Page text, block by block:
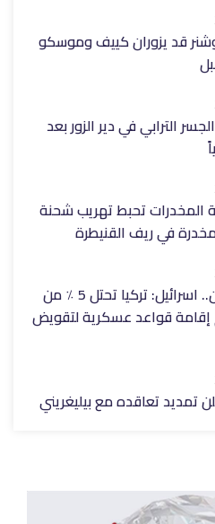
قد يزوران كييف وموسكو
الترابي في دير الزور بعد
المخدرات تحبط تهريب شحنة
في ريف ‏القنيطرة
ردا على فيدان.. اسرائيل: تركيا تحتل 5 ٪ من
إقامة قواعد عسكرية لتقويض
تمديد تعاقده مع بيليغريني